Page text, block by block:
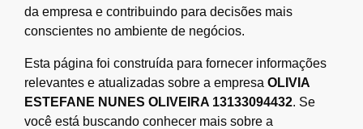
da empresa e contribuindo para decisões mais
conscientes no ambiente de negócios.
Esta página foi construída para fornecer informações
relevantes e atualizadas sobre a empresa OLIVIA
ESTEFANE NUNES OLIVEIRA 13133094432. Se
você está buscando conhecer mais sobre a